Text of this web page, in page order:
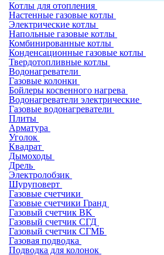
Котлы для отопления
Настенные газовые котлы
Электрические котлы
Напольные газовые котлы
Комбинированные котлы
Конденсационные газовые котлы
Твердотопливные котлы
Водонагреватели
Газовые колонки
Бойлеры косвенного нагрева
Водонагреватели электрические
Газовые водонагреватели
Плиты
Арматура
Уголок
Квадрат
Дымоходы
Дрель
Электролобзик
Шуруповерт
Газовые счетчики
Газовые счетчики Гранд
Газовый счетчик BK
Газовый счетчик СГД
Газовый счетчик СГМБ
Газовая подводка
Подводка для колонок